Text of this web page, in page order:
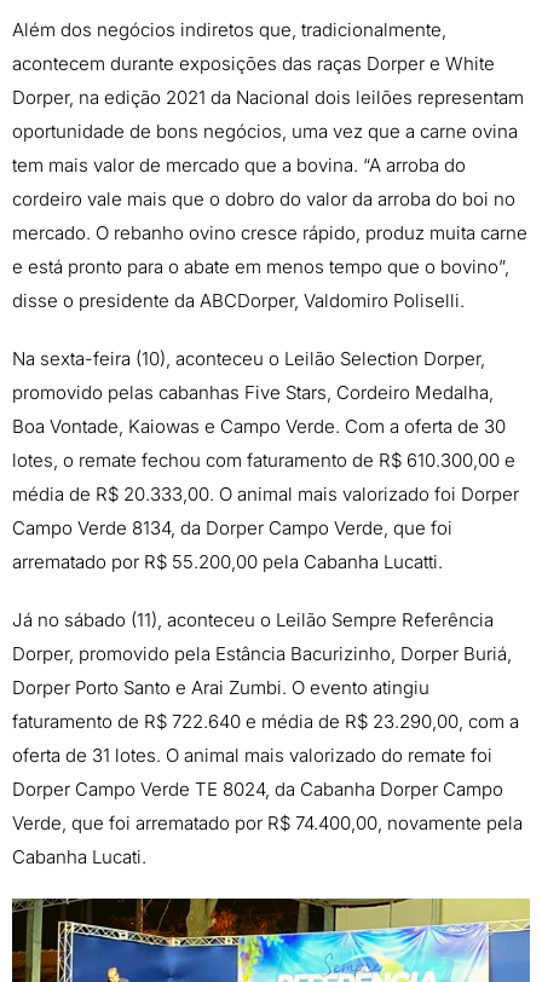
Além dos negócios indiretos que, tradicionalmente,
acontecem durante exposições das raças Dorper e White
Dorper, na edição 2021 da Nacional dois leilões representam
oportunidade de bons negócios, uma vez que a carne ovina
tem mais valor de mercado que a bovina. “A arroba do
cordeiro vale mais que o dobro do valor da arroba do boi no
mercado. O rebanho ovino cresce rápido, produz muita carne
e está pronto para o abate em menos tempo que o bovino”,
disse o presidente da ABCDorper, Valdomiro Poliselli.
Na sexta-feira (10), aconteceu o Leilão Selection Dorper,
promovido pelas cabanhas Five Stars, Cordeiro Medalha,
Boa Vontade, Kaiowas e Campo Verde. Com a oferta de 30
lotes, o remate fechou com faturamento de R$ 610.300,00 e
média de R$ 20.333,00. O animal mais valorizado foi Dorper
Campo Verde 8134, da Dorper Campo Verde, que foi
arrematado por R$ 55.200,00 pela Cabanha Lucatti.
Já no sábado (11), aconteceu o Leilão Sempre Referência
Dorper, promovido pela Estância Bacurizinho, Dorper Buriá,
Dorper Porto Santo e Arai Zumbi. O evento atingiu
faturamento de R$ 722.640 e média de R$ 23.290,00, com a
oferta de 31 lotes. O animal mais valorizado do remate foi
Dorper Campo Verde TE 8024, da Cabanha Dorper Campo
Verde, que foi arrematado por R$ 74.400,00, novamente pela
Cabanha Lucati.